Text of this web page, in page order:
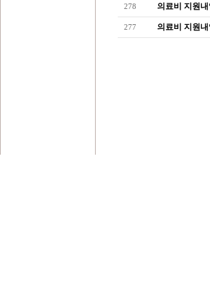
278 의료비 지원내
277 의료비 지원내